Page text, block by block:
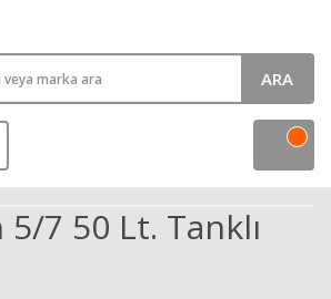
ARA
5/7 50 Lt. Tanklı